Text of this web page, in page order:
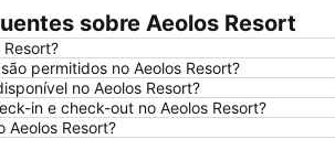
Traditional Settlement of Mykonos
Agia Thalassa
Chryssi Akti
Mykonos
Marco Polo
Chalandriani
sobre Aeolos Resort
permitidos no Aeolos Resort?
no Aeolos Resort?
in e check-out no Aeolos Resort?
Aeolos Resort?